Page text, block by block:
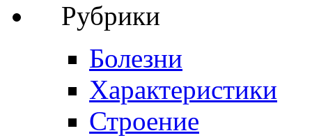
Рубрики
Болезни
Характеристики
Строение